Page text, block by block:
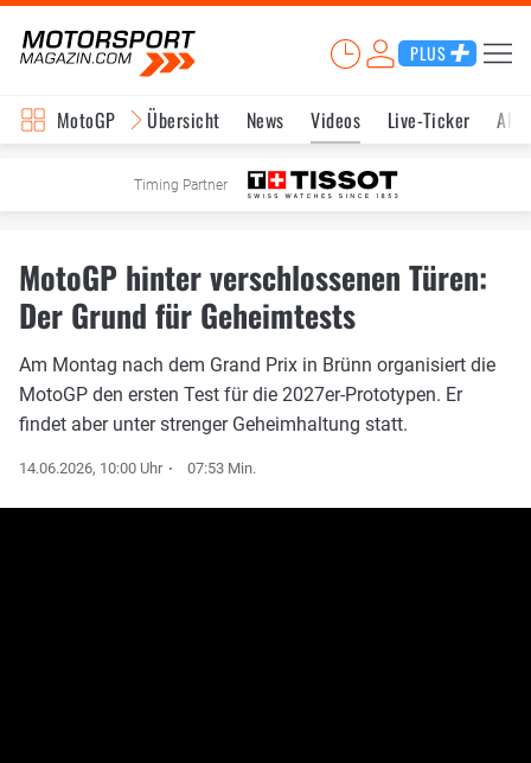
PLUS
MotoGP Übersicht News Videos Live-Ticker
Timing Partner
MotoGP hinter verschlossenen Türen:
Der Grund für Geheimtests
Am Montag nach dem Grand Prix in Brünn organisiert die
MotoGP den ersten Test für die 2027er-Prototypen. Er
findet aber unter strenger Geheimhaltung statt.
14.06.2026, 10:00 Uhr 07:53 Min.